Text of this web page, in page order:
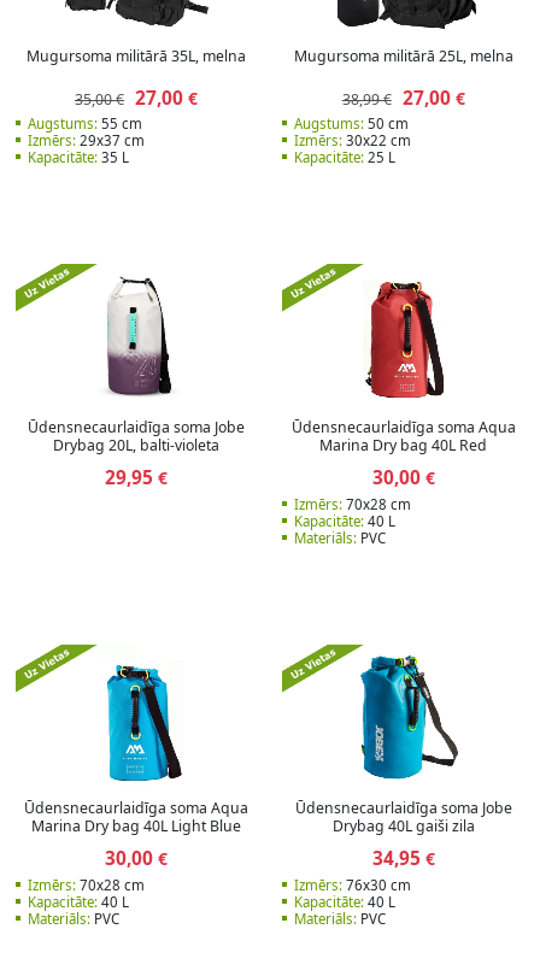
Mugursoma militārā 35L, melna
35,00 € 27,00 €
Augstums:55 cm
Izmērs:29x37 cm
Kapacitāte:35 L
Mugursoma militārā 25L, melna
38,99 € 27,00€
Augstums: 50 cm
Izmērs: 30x22 cm
Kapacitāte: 25 L
Ūdensnecaurlaidīga soma Jobe
Drybag 20L, balti-violeta
29,95 €
Ūdensnecaurlaidīga soma Aqua
Marina Dry bag 40L Red
30,00€
Izmērs: 70x28 cm
Kapacitāte: 40 L
Materiāls: PVC
Ūdensnecaurlaidīga soma Aqua
Marina Dry bag 40L Light Blue
30,00 €
Izmērs:70x28 cm
Kapacitāte:40 L
Materiāls:PVC
Ūdensnecaurlaidīga soma Jobe
Drybag 40L gaiši zila
34,95 €
Izmērs: 76x30 cm
Kapacitāte: 40 L
Materiāls: PVC